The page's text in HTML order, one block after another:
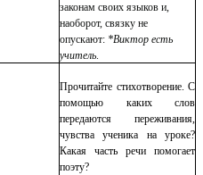
законам своих языков и,
наоборот, связку не
опускают: *Виктор есть
учитель.
Прочитайте стихотворение. С
помощью каких слов
передаются переживания,
чувства ученика на уроке?
Какая часть речи помогает
поэту?